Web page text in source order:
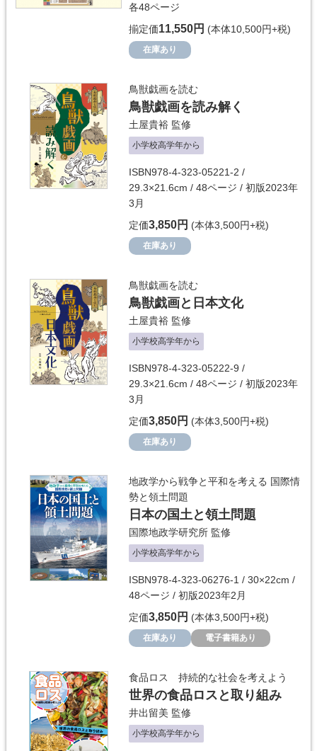
各48ページ
揃定価11,550円 (本体10,500円+税)
在庫あり
鳥獣戯画を読む
鳥獣戯画を読み解く
土屋貴裕 監修
小学校高学年から
ISBN978-4-323-05221-2 /
29.3×21.6cm / 48ページ / 初版2023年
3月
定価3,850円 (本体3,500円+税)
在庫あり
鳥獣戯画を読む
鳥獣戯画と日本文化
土屋貴裕 監修
小学校高学年から
ISBN978-4-323-05222-9 /
29.3×21.6cm / 48ページ / 初版2023年
3月
定価3,850円 (本体3,500円+税)
在庫あり
地政学から戦争と平和を考える 国際情
勢と領土問題
日本の国土と領土問題
国際地政学研究所 監修
小学校高学年から
ISBN978-4-323-06276-1 / 30×22cm /
48ページ / 初版2023年2月
定価3,850円 (本体3,500円+税)
在庫あり 電子書籍あり
食品ロス 持続的な社会を考えよう
世界の食品ロスと取り組み
井出留美 監修
小学校高学年から